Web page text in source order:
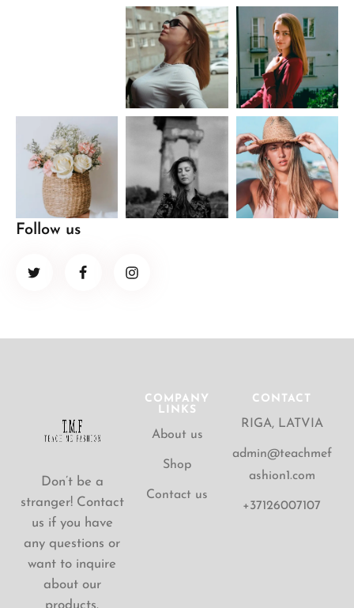
Follow us
Don’t be a
stranger! Contact
us if you have
any questions or
want to inquire
about our
COMPANY
LINKS
About us
Shop
Contact us
CONTACT
RIGA, LATVIA
admin@teachmef
ashion1.com
+37126007107